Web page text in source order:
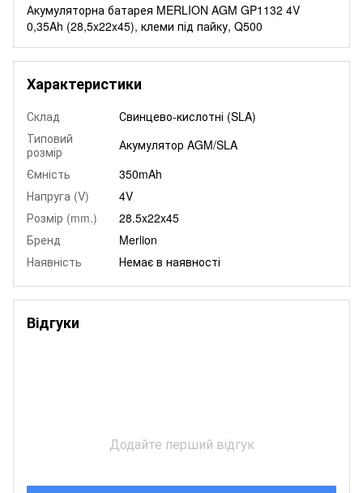
Акумуляторна батарея MERLION AGM GP1132 4V
0,35Ah (28,5x22x45), клеми під пайку, Q500
Характеристики
Склад
Свинцево-кислотні (SLA)
Типовий
розмір
Акумулятор AGM/SLA
Ємність
350mAh
Напруга (V)
4V
Розмір (mm.)
28.5x22x45
Бренд
Merlion
Наявність
Немає в наявності
Відгуки
Додайте перший відгук